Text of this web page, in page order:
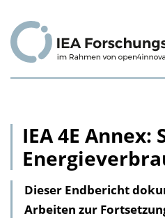
Inhalt
IEA 4E Annex:
Dieser Endbericht
Arbeiten zur